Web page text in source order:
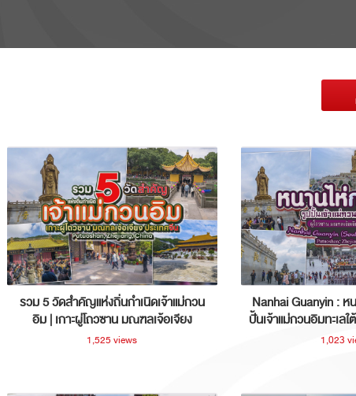
รวม 5 วัดสำคัญแห่งถิ่นกำเนิดเจ้าแม่กวน
อิม | เกาะผู่โถวซาน มณฑลเจ้อเจียง
ประเทศจีน
1,525 views
Nanhai Guanyin :
ปั้นเจ้าแม่กวนอิมทะเลใ
จีน
1,023